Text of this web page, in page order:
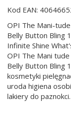
Kod EAN:
OPI The Mani-
Belly Button Bling
Infinite Shine
OPI The Mani
Belly Button Bling
kosmetyki
uroda higiena
lakiery do paznokci.